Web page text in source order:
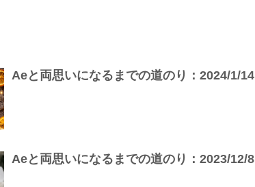
Aeと両思いになるまでの道のり：2024/1/14
Aeと両思いになるまでの道のり：2023/12/8